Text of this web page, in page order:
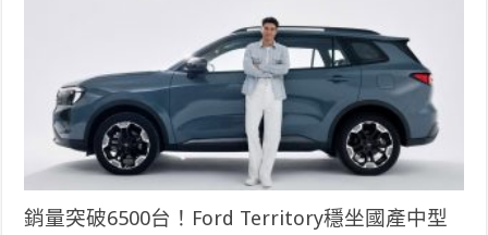
銷量突破6500台！Ford Territory穩坐國產中型